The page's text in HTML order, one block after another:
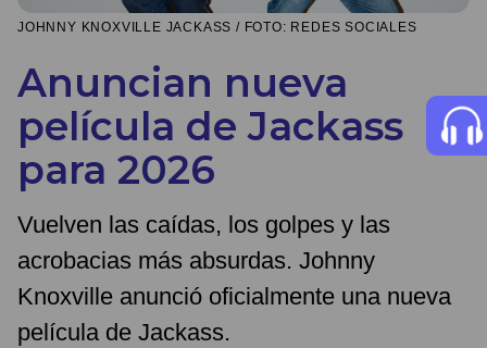
JOHNNY KNOXVILLE JACKASS / FOTO: REDES SOCIALES
Anuncian nueva
película de Jackass
para 2026
Vuelven las caídas, los golpes y las
acrobacias más absurdas. Johnny
Knoxville anunció oficialmente una nueva
película de Jackass.